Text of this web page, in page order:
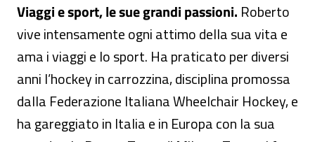
Viaggi e sport, le sue grandi passioni. Roberto
vive intensamente ogni attimo della sua vita e
ama i viaggi e lo sport. Ha praticato per diversi
anni l’hockey in carrozzina, disciplina promossa
dalla Federazione Italiana Wheelchair Hockey, e
ha gareggiato in Italia e in Europa con la sua